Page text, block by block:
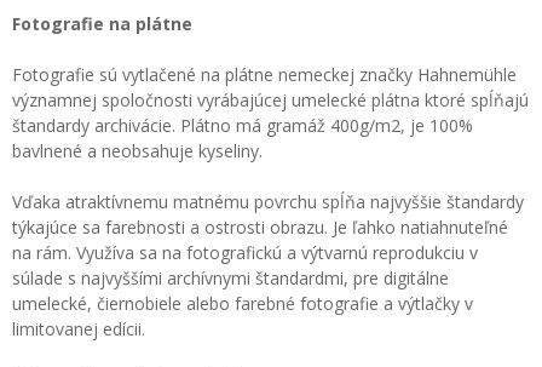
Fotografie na plátne
Fotografie sú vytlačené na plátne nemeckej značky Hahnemühle
významnej spoločnosti vyrábajúcej umelecké plátna ktoré spĺňajú
štandardy archivácie. Plátno má gramáž 400g/m2, je 100%
bavlnené a neobsahuje kyseliny.
Vďaka atraktívnemu matnému povrchu spĺňa najvyššie štandardy
týkajúce sa farebnosti a ostrosti obrazu. Je ľahko natiahnuteľné
na rám. Využíva sa na fotografickú a výtvarnú reprodukciu v
súlade s najvyššími archívnymi štandardmi, pre digitálne
umelecké, čiernobiele alebo farebné fotografie a výtlačky v
limitovanej edícii.